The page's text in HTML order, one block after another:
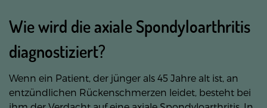
Wie wird die axiale Spondyloarthritis
diagnostiziert?
Wenn ein Patient, der jünger als 45 Jahre alt ist, an
entzündlichen Rückenschmerzen leidet, besteht bei